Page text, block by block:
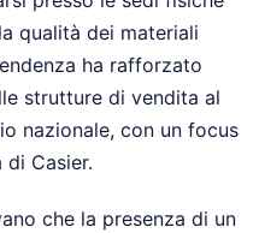
qualità dei materiali
ha rafforzato
strutture di vendita al
nazionale, con un focus
Casier.
che la presenza di un